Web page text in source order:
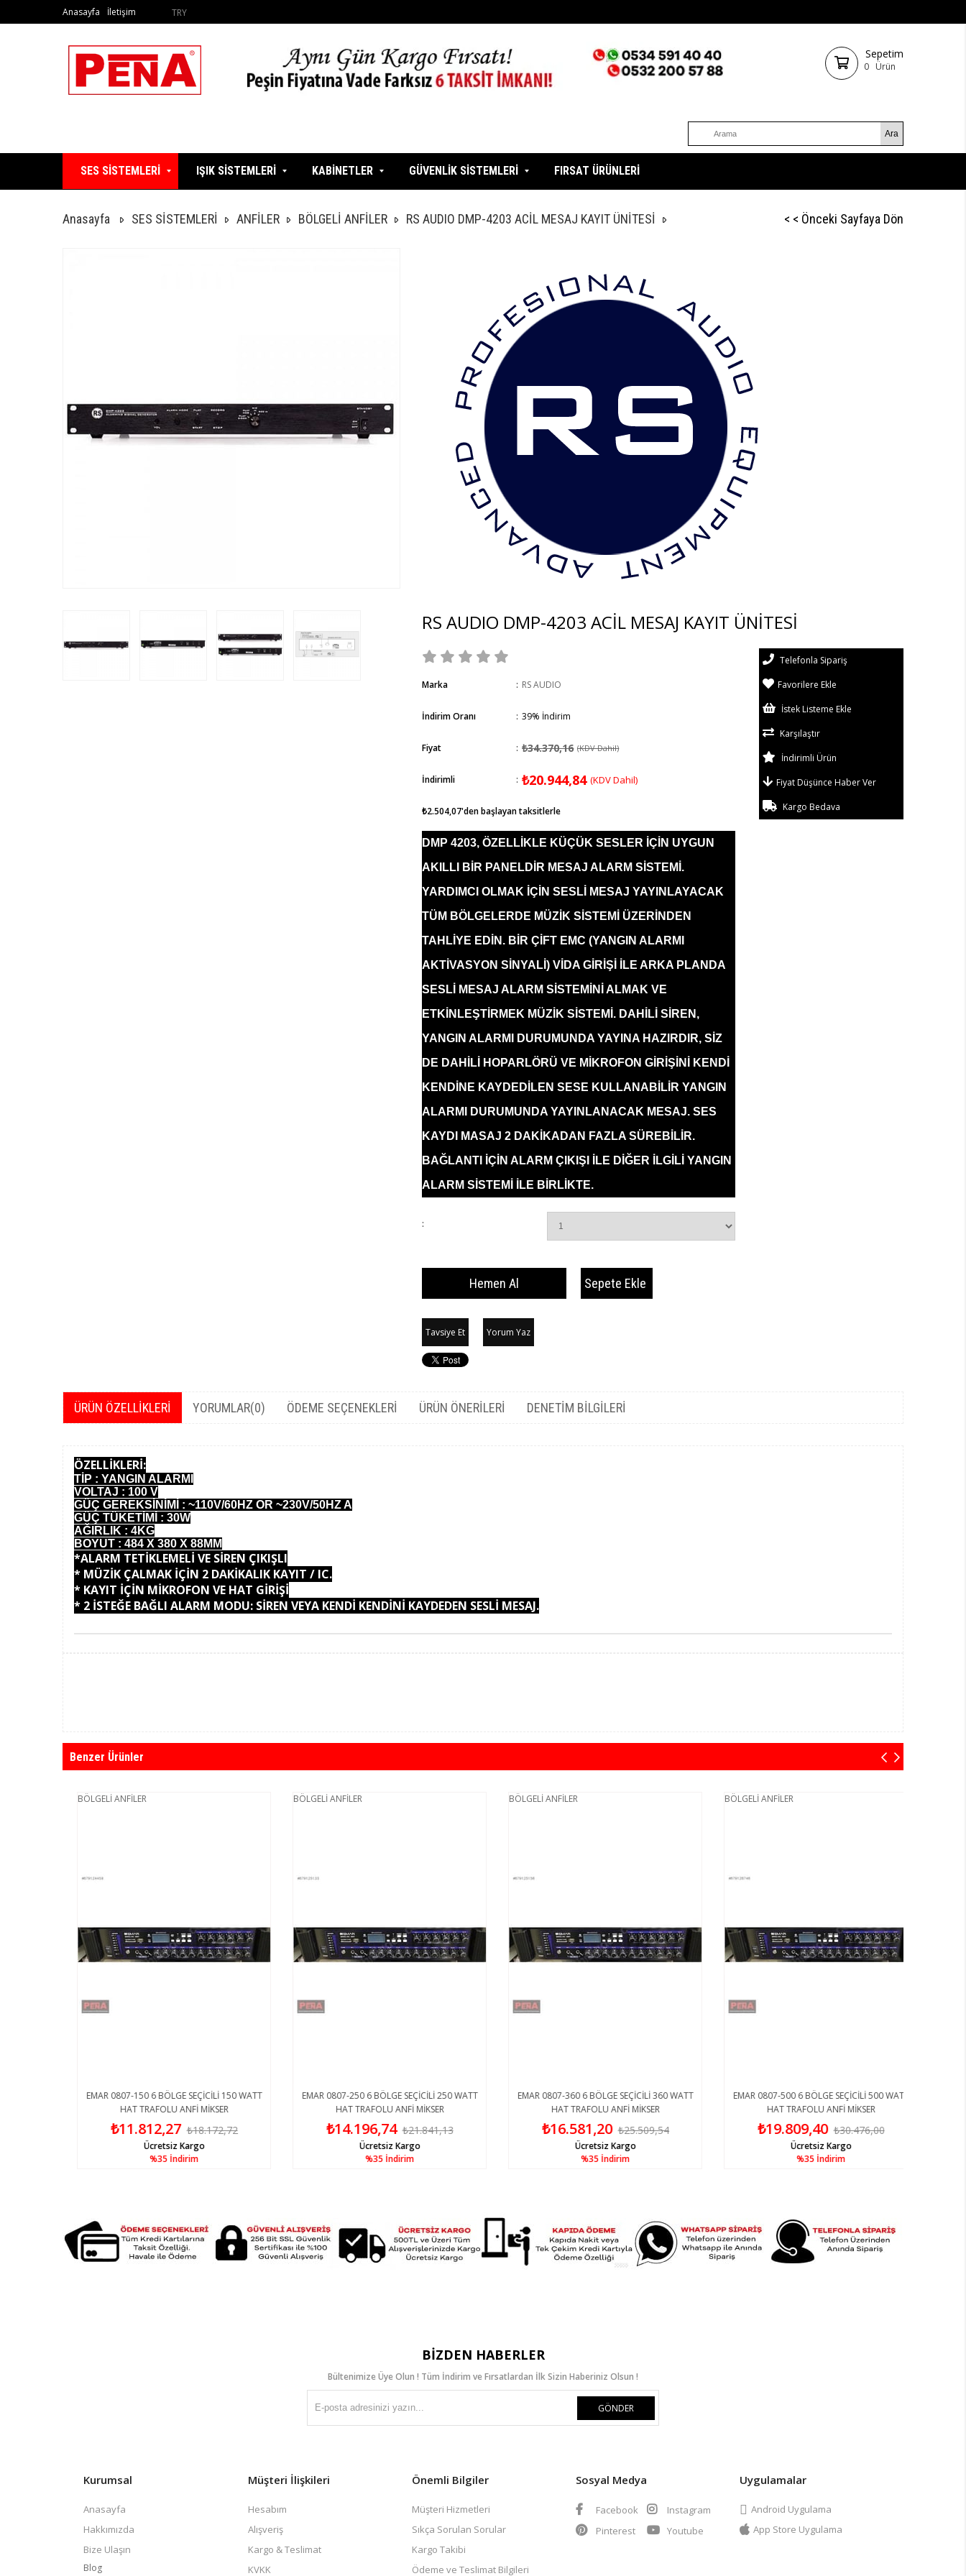
TRY
Anasayfa İletişim
Sepetim
0 Ürün
SES SİSTEMLERİ IŞIK SİSTEMLERİ KABİNETLER GÜVENLİK SİSTEMLERİ FIRSAT ÜRÜNLERİ
Anasayfa SES SİSTEMLERİ ANFİLER BÖLGELİ ANFİLER RS AUDIO DMP-4203 ACİL MESAJ KAYIT ÜNİTESİ < < Önceki Sayfaya Dön
RS AUDIO DMP-4203 ACİL MESAJ KAYIT ÜNİTESİ
Marka : RS AUDIO
İndirim Oranı : %
39 İndirim
Fiyat : ₺34.370,16 (KDV Dahil)
İndirimli : ₺20.944,84 (KDV Dahil)
₺2.504,07'den başlayan taksitlerle
DMP 4203, ÖZELLİKLE KÜÇÜK SESLER İÇİN UYGUN
AKILLI BİR PANELDİR MESAJ ALARM SİSTEMİ.
YARDIMCI OLMAK İÇİN SESLİ MESAJ YAYINLAYACAK
TÜM BÖLGELERDE MÜZİK SİSTEMİ ÜZERİNDEN
TAHLİYE EDİN. BİR ÇİFT EMC (YANGIN ALARMI
AKTİVASYON SİNYALİ) VİDA GİRİŞİ İLE ARKA PLANDA
SESLİ MESAJ ALARM SİSTEMİNİ ALMAK VE
ETKİNLEŞTİRMEK MÜZİK SİSTEMİ. DAHİLİ SİREN,
YANGIN ALARMI DURUMUNDA YAYINA HAZIRDIR, SİZ
DE DAHİLİ HOPARLÖRÜ VE MİKROFON GİRİŞİNİ KENDİ
KENDİNE KAYDEDİLEN SESE KULLANABİLİR YANGIN
ALARMI DURUMUNDA YAYINLANACAK MESAJ. SES
KAYDI MASAJ 2 DAKİKADAN FAZLA SÜREBİLİR.
BAĞLANTI İÇİN ALARM ÇIKIŞI İLE DİĞER İLGİLİ YANGIN
ALARM SİSTEMİ İLE BİRLİKTE.
:
Telefonla Sipariş
Favorilere Ekle
İstek Listeme Ekle
Karşılaştır
İndirimli Ürün
Fiyat Düşünce Haber Ver
Kargo Bedava
Tavsiye Et Yorum Yaz
ÜRÜN ÖZELLIKLERI YORUMLAR(0) ÖDEME SEÇENEKLERI ÜRÜN ÖNERILERI DENETIM BILGILERI
ÖZELLİKLERİ:
TİP : YANGIN ALARMI
VOLTAJ : 100 V
GÜÇ GEREKSİNİMİ : ~110V/60HZ OR ~230V/50HZ A
GÜÇ TÜKETİMİ : 30W
AĞIRLIK : 4KG
BOYUT : 484 X 380 X 88MM
*ALARM TETİKLEMELİ VE SİREN ÇIKIŞLI
* MÜZİK ÇALMAK İÇİN 2 DAKİKALIK KAYIT / IC.
* KAYIT İÇİN MİKROFON VE HAT GİRİŞİ
* 2 İSTEĞE BAĞLI ALARM MODU: SİREN VEYA KENDİ KENDİNİ KAYDEDEN SESLİ MESAJ.
Benzer Ürünler
BÖLGELİ ANFİLER
EMAR 0807-150 6 BÖLGE SEÇİCİLİ 150 WATT
HAT TRAFOLU ANFİ MİKSER
₺11.812,27 ₺18.172,72
%35İndirim
Ücretsiz Kargo
BÖLGELİ ANFİLER
EMAR 0807-250 6 BÖLGE SEÇİCİLİ 250 WATT
HAT TRAFOLU ANFİ MİKSER
₺14.196,74 ₺21.841,13
%35İndirim
Ücretsiz Kargo
BÖLGELİ ANFİLER
EMAR 0807-360 6 BÖLGE SEÇİCİLİ 360 WATT
HAT TRAFOLU ANFİ MİKSER
₺16.581,20 ₺25.509,54
%35İndirim
Ücretsiz Kargo
BÖLGELİ ANFİLER
EMAR 0807-500 6 BÖLGE SEÇİCİLİ 500 WATT
HAT TRAFOLU ANFİ MİKSER
₺19.809,40 ₺30.476,00
%35İndirim
Ücretsiz Kargo
BIZDEN HABERLER
Bültenimize Üye Olun ! Tüm İndirim ve Fırsatlardan İlk Sizin Haberiniz Olsun !
GÖNDER
Kurumsal
Anasayfa
Hakkımızda
Bize Ulaşın
Blog
Müşteri İlişkileri
Hesabım
Alışveriş
Kargo & Teslimat
KVKK
Önemli Bilgiler
Müşteri Hizmetleri
Sıkça Sorulan Sorular
Kargo Takibi
Ödeme ve Teslimat Bilgileri
Sosyal Medya
Facebook
Instagram
Pinterest
Youtube
Uygulamalar
Android Uygulama
App Store Uygulama